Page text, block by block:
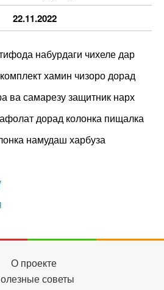
22.11.2022
набурдаги чихеле дар
хамин чизоро дорад
ва самарезу защитник нарх
дорад колонка пищалка
намудаш харбуза
О проекте
советы